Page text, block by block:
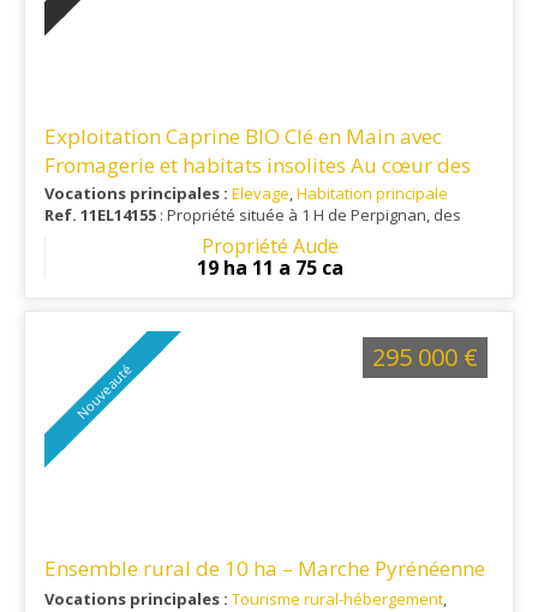
Exploitation Caprine BIO Clé en Main avec
Fromagerie et habitats insolites Au cœur des
Hautes-Corbières
Vocations principales : Elevage,Habitation principale
Ref. 11EL14155 : Propriété située à 1 H de Perpignan, des
plages de la Méditerranée et d'un aéroport international.
Ville toutes commodités à 30 minutes.
Propriété Aude
19 ha 11 a 75 ca
Nouveauté
Ensemble rural de 10 ha – Marche Pyrénéenne
Vocations principales : Tourisme rural-hébergement,
295 000 €